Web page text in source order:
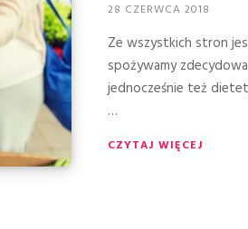
28 CZERWCA 2018
Ze wszystkich stron
spożywamy
jednocześnie też
…
CZYTAJ WIĘCEJ